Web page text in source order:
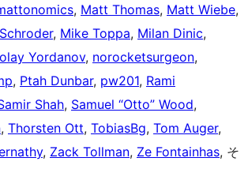
, Matt Thomas, Matt Wiebe,
, Mike Toppa, Milan Dinic,
Yordanov, norocketsurgeon,
, Ptah Dunbar, pw201, Rami
Shah, Samuel “Otto” Wood,
, Thorsten Ott, TobiasBg, Tom Auger,
, Zack Tollman, Ze Fontainhas, そ